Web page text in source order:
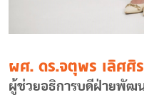
ผศ. ดร.จตุพร เลิศศิ
ผู้ช่วยอธิการบดีฝ่ายพัฒ